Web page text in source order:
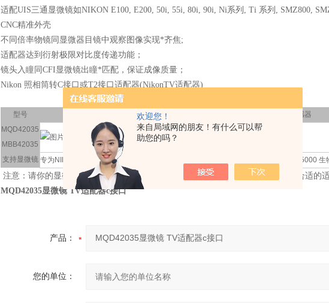
欢迎您！
来自局域网的朋友！有什么可以帮
助您的吗？
适配UIS三通显微镜如NIKON E100, E200, 50i, 55i, 80i, 90i, Ni系列, Ti 系列, SMZ800,
CNC精准外壳
不同倍率物镜同显微器目镜中观察图像实现*齐焦;
适配器达到衍射极限对比度传递功能；
镜头入瞳同CFI显微镜出瞳*匹配，保证成像质量；
Nikon 照相筒转C接口或T2接口适配器(NikonTV适配器)
型号 适配传感器
MQD42035
MBB42035
0.35X
支持显微镜 专为NIKON E100,E200,50i,55i,80i,90i, Ni系列, Ti系列, SMZ800,SMZ1000, SMZ15000 生
注意：请你的显微镜型号，明显光学工程师为根据你的相机传感器尺寸帮你选定合适的
MQD42035显微镜 TV适配器c接口
产品：
您的单位：